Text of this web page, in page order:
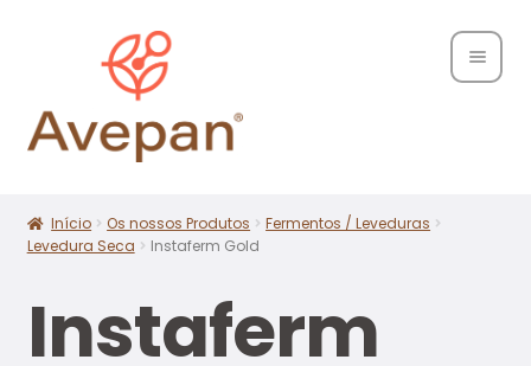
Início Os nossos Produtos
Fermentos / Leveduras
Levedura Seca
Instaferm Gold
Instaferm